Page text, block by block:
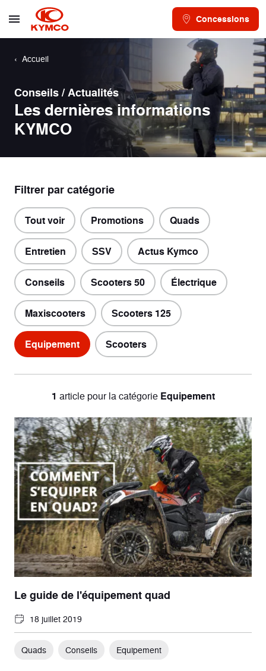
Concessions
Accueil
Conseils / Actualités
Les dernières informations
KYMCO
Filtrer par catégorie
Tout voir Promotions Quads
Entretien SSV Actus Kymco
Conseils Scooters 50 Électrique
Maxiscooters Scooters 125
Equipement Scooters
1 articlepour la catégorie Equipement
Le guide de l'équipement quad
18 juillet 2019
Quads Conseils Equipement